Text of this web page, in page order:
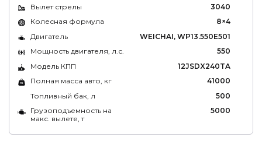
Вылет стрелы
3040
Колесная формула
8×4
Двигатель
WEICHAI, WP13.550E501
Мощность двигателя, л.с.
550
Модель КПП
12JSDX240TA
Полная масса авто, кг
41000
Топливный бак, л
500
Грузоподъемность на
макс. вылете, т
5000